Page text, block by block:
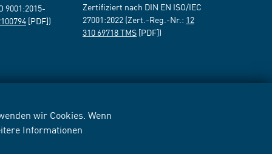
wir Cookies. Wenn
Informationen
9001:2015-
[PDF])
Zertifiziert nach DIN EN ISO/IEC
27001:2022 (Zert.-Reg.-Nr.: 12
310 69718 TMS [PDF])